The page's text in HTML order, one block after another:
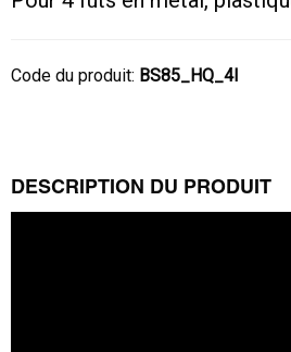
Code du produit: BS85_HQ_4I
DESCRIPTION DU PRODUIT